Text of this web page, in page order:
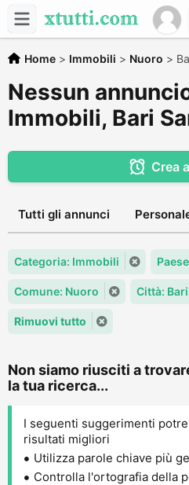
Home > Immobili > Nuoro >
Nessun
Immobili, Bari
Crea
Tutti gli annunci
Categoria: Immobili
Comune: Nuoro Città:
Rimuovi tutto
Non siamo riusciti a
la tua ricerca...
I seguenti suggerimenti
risultati migliori
Utilizza parole chiave più
Controlla l'ortografia della